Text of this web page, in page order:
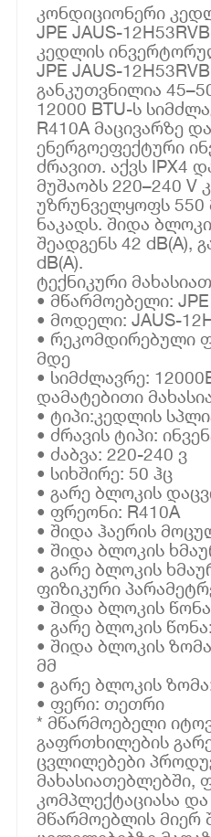
კონდიციონერი
JPE JAUS-
კედლის
JPE JAUS-
განკუთვნილია
12000 BTU-ს
R410A მაცივარზე
ენერგოეფექტური
ძრავით. აქვს IPX4
მუშაობს 220–240 V
უზრუნველყოფს 550
ნაკადს. შიდა
შეადგენს 42 dB(A),
dB(A).
ტექნიკური
• მწარმოებელი: JPE
• მოდელი: JAUS-
• რეკომდირებული
მდე
• სიმძლავრე:
დამატებითი
• ტიპი:კედლის
• ძრავის ტიპი:
• ძაბვა: 220-240 ვ
• სიხშირე: 50 ჰც
• გარე ბლოკის
• ფრეონი: R410A
• შიდა ჰაერის
• შიდა ბლოკის
• გარე ბლოკის
ფიზიკური
• შიდა ბლოკის
• გარე ბლოკის
• შიდა ბლოკის
მმ
• გარე ბლოკის
• ფერი: თეთრი
* მწარმოებელი
გაფრთხილების
ცვლილებები
მახასიათებლებში,
კომპლექტაციასა
მწარმოებლის მიერ